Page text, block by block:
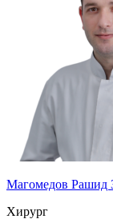
Магомедов Рашид
Хирург